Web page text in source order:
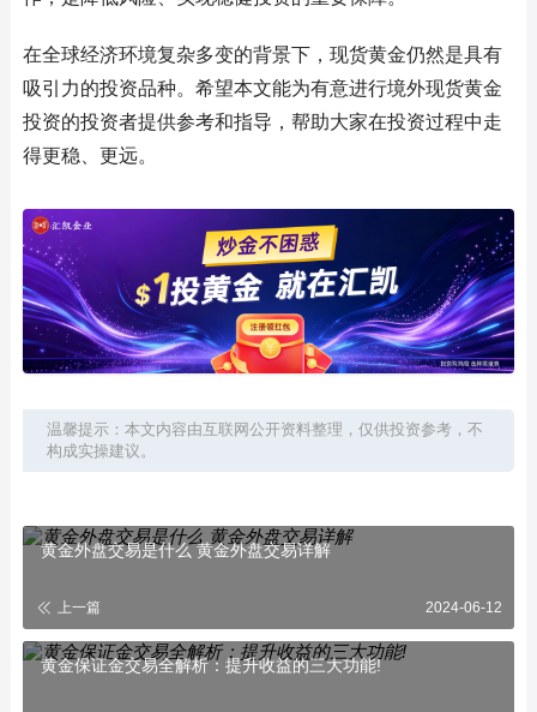
在全球经济环境复杂多变的背景下，现货黄金仍然是具有
吸引力的投资品种。希望本文能为有意进行境外现货黄金
投资的投资者提供参考和指导，帮助大家在投资过程中走
得更稳、更远。
温馨提示：本文内容由互联网公开资料整理，仅供投资参考，不
构成实操建议。
黄金外盘交易是什么 黄金外盘交易详解
上一篇 2024-06-12
黄金保证金交易全解析：提升收益的三大功能!